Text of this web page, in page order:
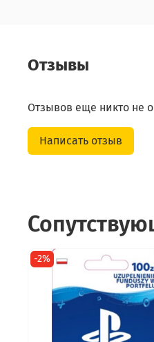
Отзывы
Отзывов еще никто не
Написать отзыв
-2%